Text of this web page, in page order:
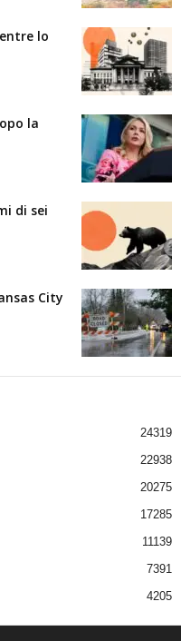
lo
la
di sei
City
24319
22938
20275
17285
11139
7391
4205